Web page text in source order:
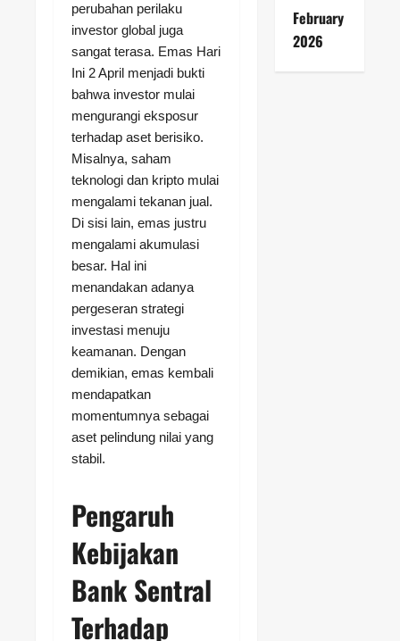
perubahan perilaku
investor global juga
sangat terasa. Emas Hari
Ini 2 April menjadi bukti
bahwa investor mulai
mengurangi eksposur
terhadap aset berisiko.
Misalnya, saham
teknologi dan kripto mulai
mengalami tekanan jual.
Di sisi lain, emas justru
mengalami akumulasi
besar. Hal ini
menandakan adanya
pergeseran strategi
investasi menuju
keamanan. Dengan
demikian, emas kembali
mendapatkan
momentumnya sebagai
aset pelindung nilai yang
stabil.
Pengaruh
Kebijakan
Bank Sentral
Terhadap
February
2026